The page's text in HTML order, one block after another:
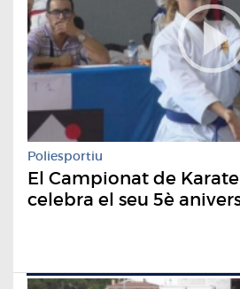
Poliesportiu
El Campionat de
celebra el seu 5è